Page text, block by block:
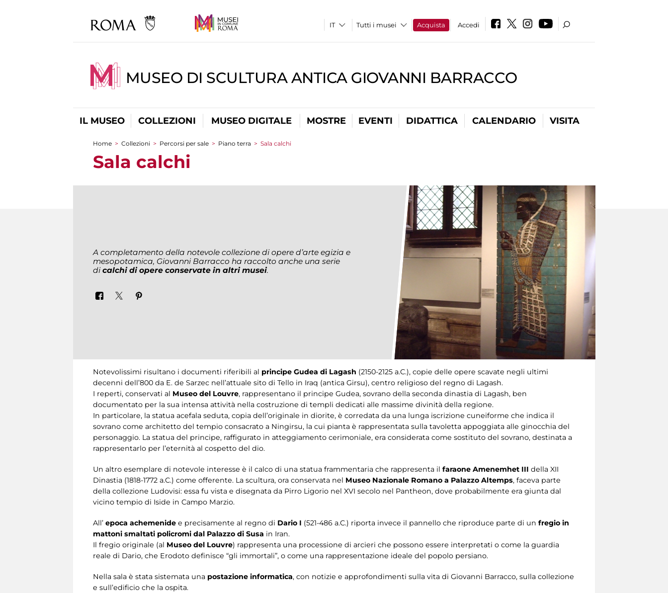
Tutti i musei Acquista Accedi
MUSEO DI SCULTURA ANTICA GIOVANNI BARRACCO
IL MUSEO COLLEZIONI MUSEO DIGITALE MOSTRE EVENTI DIDATTICA CALENDARIO VISITA
Tu sei qui
Home > Collezioni > Percorsi per sale > Piano terra > Sala calchi
Sala calchi
A completamento della notevole collezione di opere d’arte egizia e
mesopotamica, Giovanni Barracco ha raccolto anche una serie
di calchi di opere conservate in altri musei.
Notevolissimi risultano i documenti riferibili al principe Gudea di Lagash (2150-2125 a.C.), copie delle opere scavate negli ultimi
decenni dell’800 da E. de Sarzec nell’attuale sito di Tello in Iraq (antica Girsu), centro religioso del regno di Lagash.
I reperti, conservati al Museo del Louvre, rappresentano il principe Gudea, sovrano della seconda dinastia di Lagash, ben
documentato per la sua intensa attività nella costruzione di templi dedicati alle massime divinità della regione.
In particolare, la statua acefala seduta, copia dell’originale in diorite, è corredata da una lunga iscrizione cuneiforme che indica il
sovrano come architetto del tempio consacrato a Ningirsu, la cui pianta è rappresentata sulla tavoletta appoggiata alle ginocchia del
personaggio. La statua del principe, raffigurato in atteggiamento cerimoniale, era considerata come sostituto del sovrano, destinata a
rappresentarlo per l’eternità al cospetto del dio.
Un altro esemplare di notevole interesse è il calco di una statua frammentaria che rappresenta il faraone Amenemhet III della XII
Dinastia (1818-1772 a.C.) come offerente. La scultura, ora conservata nel Museo Nazionale Romano a Palazzo Altemps, faceva parte
della collezione Ludovisi: essa fu vista e disegnata da Pirro Ligorio nel XVI secolo nel Pantheon, dove probabilmente era giunta dal
vicino tempio di Iside in Campo Marzio.
All’ epoca achemenide e precisamente al regno di Dario I (521-486 a.C.) riporta invece il pannello che riproduce parte di un fregio in
mattoni smaltati policromi dal Palazzo di Susa in Iran.
Il fregio originale (al Museo del Louvre) rappresenta una processione di arcieri che possono essere interpretati o come la guardia
reale di Dario, che Erodoto definisce “gli immortali”, o come una rappresentazione ideale del popolo persiano.
Nella sala è stata sistemata una postazione informatica, con notizie e approfondimenti sulla vita di Giovanni Barracco, sulla collezione
e sull’edificio che la ospita.